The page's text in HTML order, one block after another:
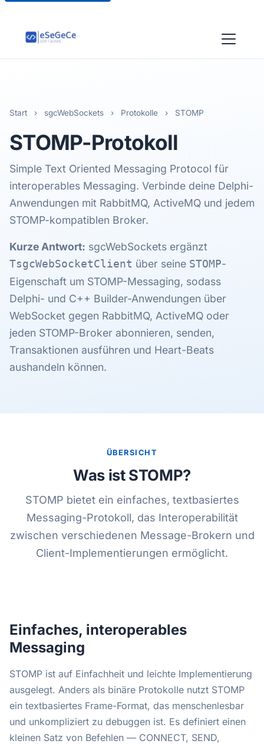
Start › sgcWebSockets › Protokolle › STOMP
STOMP-Protokoll
Simple Text Oriented Messaging Protocol für
interoperables Messaging. Verbinde deine Delphi-
Anwendungen mit RabbitMQ, ActiveMQ und jedem
STOMP-kompatiblen Broker.
Kurze Antwort: sgcWebSockets ergänzt
TsgcWebSocketClient über seine STOMP-
Eigenschaft um STOMP-Messaging, sodass
Delphi- und C++ Builder-Anwendungen über
WebSocket gegen RabbitMQ, ActiveMQ oder
jeden STOMP-Broker abonnieren, senden,
Transaktionen ausführen und Heart-Beats
aushandeln können.
ÜBERSICHT
Was ist STOMP?
STOMP bietet ein einfaches, textbasiertes
Messaging-Protokoll, das Interoperabilität
zwischen verschiedenen Message-Brokern und
Client-Implementierungen ermöglicht.
Einfaches, interoperables
Messaging
STOMP ist auf Einfachheit und leichte Implementierung
ausgelegt. Anders als binäre Protokolle nutzt STOMP
ein textbasiertes Frame-Format, das menschenlesbar
und unkompliziert zu debuggen ist. Es definiert einen
kleinen Satz von Befehlen — CONNECT, SEND,